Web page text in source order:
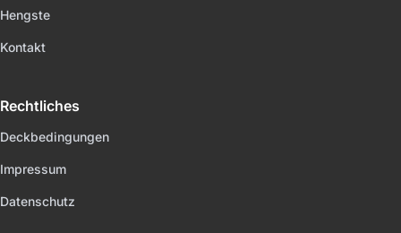
Hengste
Kontakt
Rechtliches
Deckbedingungen
Impressum
Datenschutz